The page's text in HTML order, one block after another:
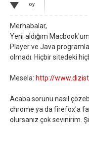
oy
Merhabalar,
Yeni aldığım
Player ve Java
olmadı. Hiçbir sitedeki
Mesela: http://
Acaba sorunu nasıl
chrome ya da firefox'a
olursanız çok sevinirim.